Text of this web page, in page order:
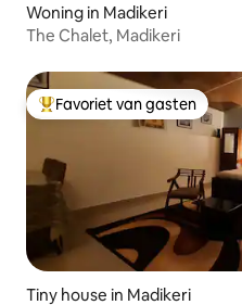
Woning in Madikeri
The Chalet, Madikeri
Topfavoriet van gasten
Favoriet van gasten
Tiny house in Madikeri